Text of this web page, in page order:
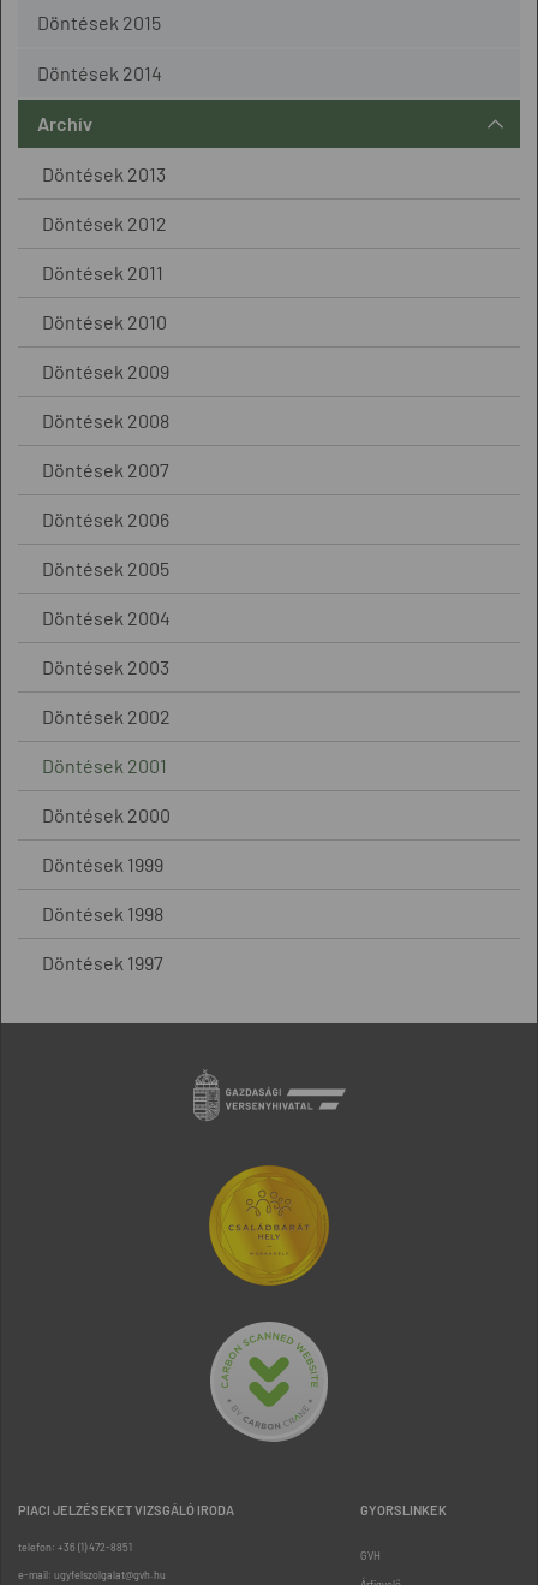
Döntések 2015
Döntések 2014
Archív
Döntések 2013
Döntések 2012
Döntések 2011
Döntések 2010
Döntések 2009
Döntések 2008
Döntések 2007
Döntések 2006
Döntések 2005
Döntések 2004
Döntések 2003
Döntések 2002
Döntések 2001
Döntések 2000
Döntések 1999
Döntések 1998
Döntések 1997
PIACI JELZÉSEKET VIZSGÁLÓ IRODA
telefon: +36 (1) 472-8851
e-mail: ugyfelszolgalat@gvh.hu
GYORSLINKEK
GVH